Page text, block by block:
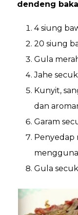
dendeng
4 siung
20 siung
Gula
Jahe
Kunyit,
dan
Garam
Penyedap
Gula